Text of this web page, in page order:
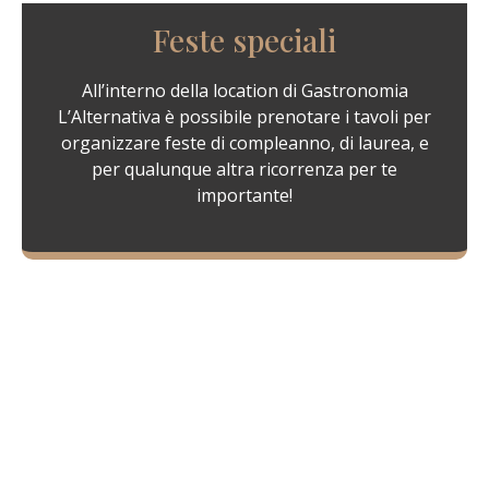
Feste speciali
All’interno della location di Gastronomia
L’Alternativa è possibile prenotare i tavoli per
organizzare feste di compleanno, di laurea, e
per qualunque altra ricorrenza per te
importante!